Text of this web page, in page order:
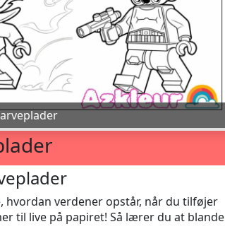
hvordan verdener opstår, når du tilføjer
til live på papiret! Så lærer du at blande